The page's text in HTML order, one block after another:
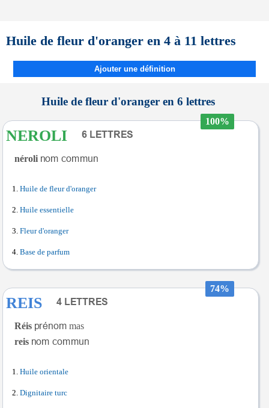
Huile de fleur d'oranger en 4 à 11 lettres
Ajouter une définition
Huile de fleur d'oranger en 6 lettres
100%
NEROLI
néroli
Huile de fleur d'oranger
Huile essentielle
Fleur d'oranger
Base de parfum
74%
REIS
Réis
mas
reis
Huile orientale
Dignitaire turc